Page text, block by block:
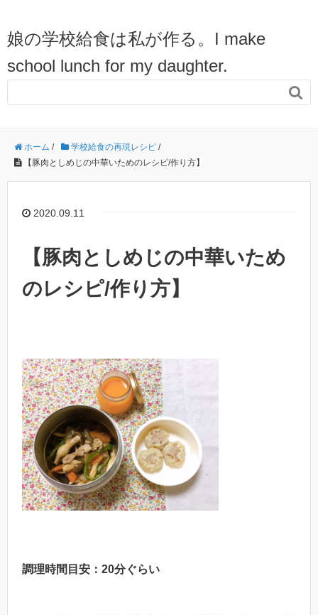
娘の学校給食は私が作る。I make
school lunch for my daughter.

ホーム / 学校給食の再現レシピ /
【豚肉としめじの中華いためのレシピ/作り方】
2020.09.11
【豚肉としめじの中華いため
のレシピ/作り方】
調理時間目安：20分ぐらい